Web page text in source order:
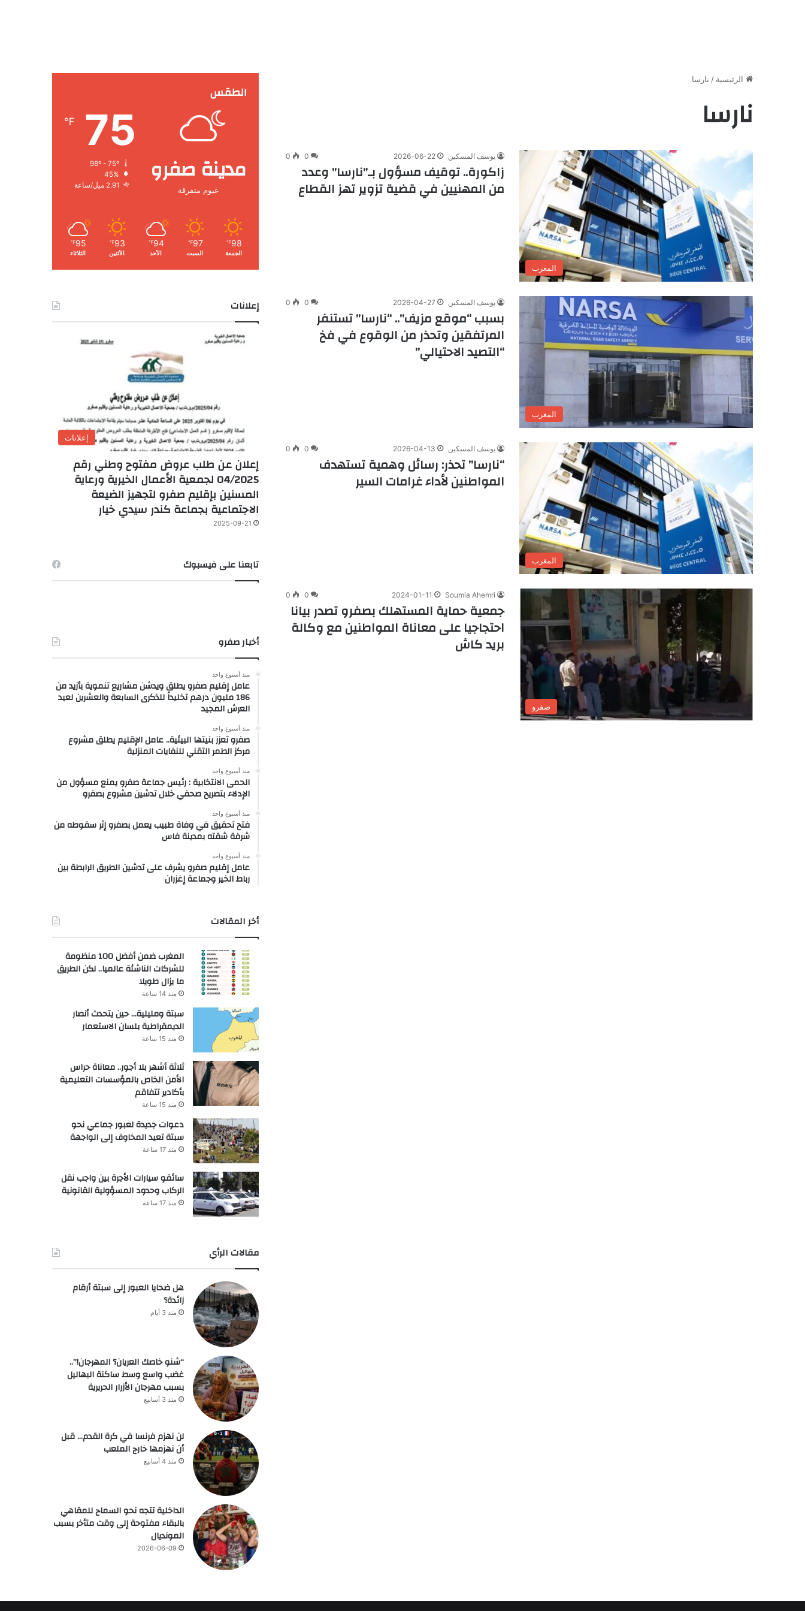
الرئيسية / نارسا
نارسا
المغرب
يوسف المسكين 2026-06-22
0
0
زاكورة.. توقيف مسؤول بـ”نارسا” وعدد
من المهنيين في قضية تزوير تهز القطاع
المغرب
يوسف المسكين 2026-04-27
0
0
بسبب “موقع مزيف”.. “نارسا” تستنفر
المرتفقين وتحذر من الوقوع في فخ
“التصيد الاحتيالي”
المغرب
يوسف المسكين 2026-04-13
0
0
“نارسا” تحذر: رسائل وهمية تستهدف
المواطنين لأداء غرامات السير
صفرو
Soumia Ahemri
2024-01-11
0
0
جمعية حماية المستهلك بصفرو تصدر بيانا
احتجاجيا على معاناة المواطنين مع وكالة
بريد كاش
الطقس
مدينة صفرو
غيوم متفرقة
75
℉
45%
2.91 ميل/ساعة
98
℉
الجمعة
97
℉
السبت
94
℉
الأحد
93
℉
الأثنين
95
℉
الثلاثاء
إعلانات
إعلانات
إعلان عن طلب عروض مفتوح وطني رقم
04/2025 لجمعية الأعمال الخيرية ورعاية
المسنين بإقليم صفرو لتجهيز الضيعة
الاجتماعية بجماعة كندر سيدي خيار
2025-09-21
تابعنا على فيسبوك
أخبار صفرو
منذ أسبوع واحد
عامل إقليم صفرو يطلق ويدشن مشاريع تنموية بأزيد من
186 مليون درهم تخليداً للذكرى السابعة والعشرين لعيد
العرش المجيد
منذ أسبوع واحد
صفرو تعزز بنيتها البيئية.. عامل الإقليم يطلق مشروع
مركز الطمر التقني للنفايات المنزلية
منذ أسبوع واحد
الحمى الانتخابية : رئيس جماعة صفرو يمنع مسؤول من
الإدلاء بتصريح صحفي خلال تدشين مشروع بصفرو
منذ أسبوع واحد
فتح تحقيق في وفاة طبيب يعمل بصفرو إثر سقوطه من
شرفة شقته بمدينة فاس
منذ أسبوع واحد
عامل إقليم صفرو يشرف على تدشين الطريق الرابطة بين
رباط الخير وجماعة إغزران
أخر المقالات
المغرب ضمن أفضل 100 منظومة
للشركات الناشئة عالميا.. لكن الطريق
ما يزال طويلا
منذ 14 ساعة
سبتة ومليلية… حين يتحدث أنصار
الديمقراطية بلسان الاستعمار
منذ 15 ساعة
ثلاثة أشهر بلا أجور.. معاناة حراس
الأمن الخاص بالمؤسسات التعليمية
بأكادير تتفاقم
منذ 15 ساعة
دعوات جديدة لعبور جماعي نحو
سبتة تعيد المخاوف إلى الواجهة
منذ 17 ساعة
سائقو سيارات الأجرة بين واجب نقل
الركاب وحدود المسؤولية القانونية
منذ 17 ساعة
مقالات الرأي
هل ضحايا العبور إلى سبتة أرقام
زائدة؟
منذ 3 أيام
“شنو خاصك العريان؟ المهرجان!”..
غضب واسع وسط ساكنة البهاليل
بسبب مهرجان الأزرار الحريرية
منذ 3 أسابيع
لن نهزم فرنسا في كرة القدم… قبل
أن نهزمها خارج الملعب
منذ 4 أسابيع
الداخلية تتجه نحو السماح للمقاهي
بالبقاء مفتوحة إلى وقت متأخر بسبب
المونديال
2026-06-09